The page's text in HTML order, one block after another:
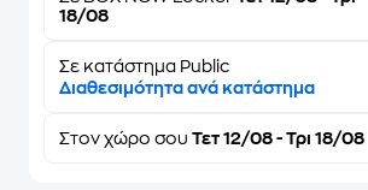
18/08
Σε κατάστημα Public
Διαθεσιμότητα ανά κατάστημα
Στον χώρο σου Τετ 12/08 - Τρι 18/08